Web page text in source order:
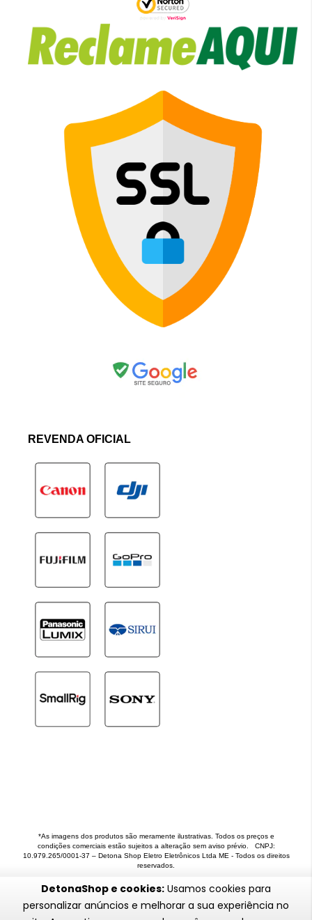
DetonaShop e cookies: Usamos cookies para
personalizar anúncios e melhorar a sua experiência no
REVENDA OFICIAL
*As imagens dos produtos são meramente ilustrativas. Todos os preços e
condições comerciais estão sujeitos a alteração sem aviso prévio. CNPJ:
10.979.265/0001-37 – Detona Shop Eletro Eletrônicos Ltda ME - Todos os direitos
reservados.